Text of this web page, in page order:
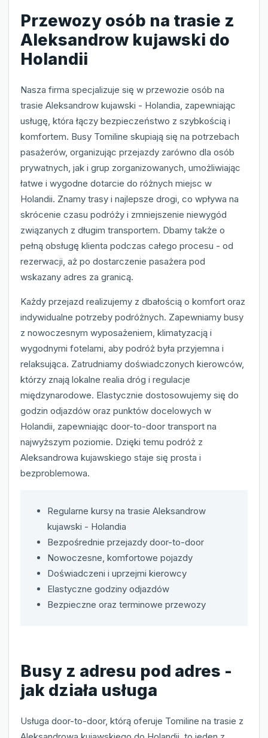
Przewozy osób na trasie z
Aleksandrow kujawski do
Holandii
Nasza firma specjalizuje się w przewozie osób na
trasie Aleksandrow kujawski - Holandia, zapewniając
usługę, która łączy bezpieczeństwo z szybkością i
komfortem. Busy Tomiline skupiają się na potrzebach
pasażerów, organizując przejazdy zarówno dla osób
prywatnych, jak i grup zorganizowanych, umożliwiając
łatwe i wygodne dotarcie do różnych miejsc w
Holandii. Znamy trasy i najlepsze drogi, co wpływa na
skrócenie czasu podróży i zmniejszenie niewygód
związanych z długim transportem. Dbamy także o
pełną obsługę klienta podczas całego procesu - od
rezerwacji, aż po dostarczenie pasażera pod
wskazany adres za granicą.
Każdy przejazd realizujemy z dbałością o komfort oraz
indywidualne potrzeby podróżnych. Zapewniamy busy
z nowoczesnym wyposażeniem, klimatyzacją i
wygodnymi fotelami, aby podróż była przyjemna i
relaksująca. Zatrudniamy doświadczonych kierowców,
którzy znają lokalne realia dróg i regulacje
międzynarodowe. Elastycznie dostosowujemy się do
godzin odjazdów oraz punktów docelowych w
Holandii, zapewniając door-to-door transport na
najwyższym poziomie. Dzięki temu podróż z
Aleksandrowa kujawskiego staje się prosta i
bezproblemowa.
Regularne kursy na trasie Aleksandrow
kujawski - Holandia
Bezpośrednie przejazdy door-to-door
Nowoczesne, komfortowe pojazdy
Doświadczeni i uprzejmi kierowcy
Elastyczne godziny odjazdów
Bezpieczne oraz terminowe przewozy
Busy z adresu pod adres -
jak działa usługa
Usługa door-to-door, którą oferuje Tomiline na trasie z